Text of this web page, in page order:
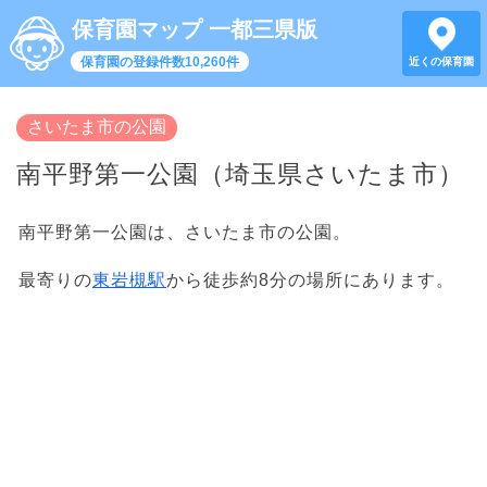
保育園マップ 一都三県版
保育園の登録件数10,260件 近くの保育園
さいたま市の公園
南平野第一公園（埼玉県さいたま市）
南平野第一公園は、さいたま市の公園。
最寄りの東岩槻駅から徒歩約8分の場所にあります。